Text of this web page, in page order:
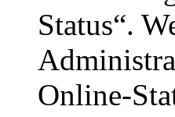
Status“.
Online-